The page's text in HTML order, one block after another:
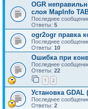
OGR
слоя MapInfo
Последнее
Ответы: 5
ogr2ogr правка
Последнее
Ответы: 10
Ошибка при
Последнее
Ответы: 22
1 2
Установка
Последнее
Ответы: 2